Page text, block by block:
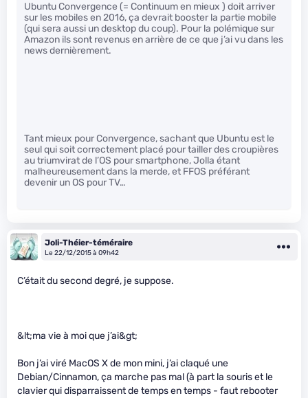
Ubuntu Convergence (= Continuum en mieux ) doit arriver
sur les mobiles en 2016, ça devrait booster la partie mobile
(qui sera aussi un desktop du coup). Pour la polémique sur
Amazon ils sont revenus en arrière de ce que j’ai vu dans les
news dernièrement.
Tant mieux pour Convergence, sachant que Ubuntu est le
seul qui soit correctement placé pour tailler des croupières
au triumvirat de l’OS pour smartphone, Jolla étant
malheureusement dans la merde, et FFOS préférant
devenir un OS pour TV…
Joli-Théier-téméraire
Le 22/12/2015 à 09h42
C’était du second degré, je suppose.
&lt;ma vie à moi que j’ai&gt;
Bon j’ai viré MacOS X de mon mini, j’ai claqué une
Debian/Cinnamon, ça marche pas mal (à part la souris et le
clavier qui disparraissent de temps en temps - faut rebooter